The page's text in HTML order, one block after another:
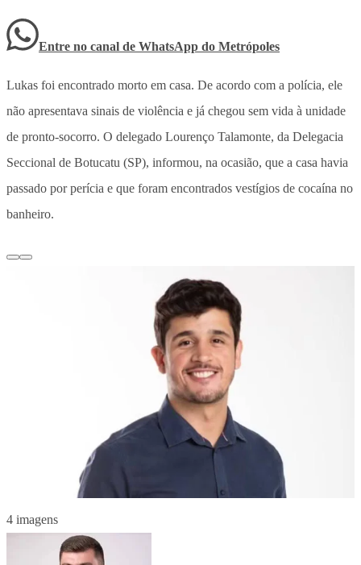
Entre no canal de WhatsApp do Metrópoles
Lukas foi encontrado morto em casa. De acordo com a polícia, ele
não apresentava sinais de violência e já chegou sem vida à unidade
de pronto-socorro. O delegado Lourenço Talamonte, da Delegacia
Seccional de Botucatu (SP), informou, na ocasião, que a casa havia
passado por perícia e que foram encontrados vestígios de cocaína no
banheiro.
4 imagens